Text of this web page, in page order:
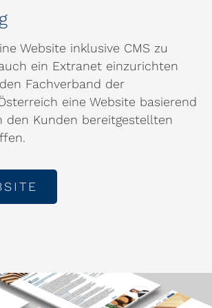
Website inklusive CMS zu
ein Extranet einzurichten
Fachverband der
eine Website basierend
den Kunden bereitgestellten